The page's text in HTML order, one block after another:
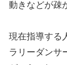
動きなどが疎
現在指導する
ラリーダンサ